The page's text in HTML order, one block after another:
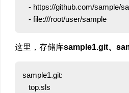
- https://github.com/sample/
这里，存储库sample1.git、
sample1.git:
   top.sls